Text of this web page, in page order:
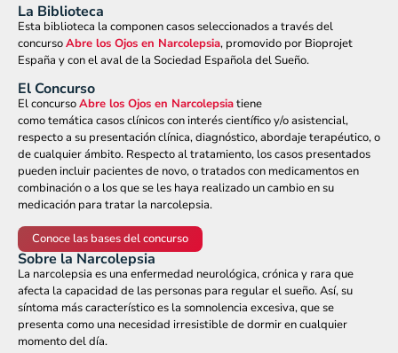
La Biblioteca
Esta biblioteca la componen casos seleccionados a través del
concursoAbre los Ojos en Narcolepsia, promovido por Bioprojet
España y con el aval de la Sociedad Española del Sueño.
El Concurso
El concursoAbre los Ojos en Narcolepsiatiene
como temática casos clínicos con interés científico y/o asistencial,
respecto a su presentación clínica, diagnóstico, abordaje terapéutico, o
de cualquier ámbito. Respecto al tratamiento, los casos presentados
pueden incluir pacientes de novo, o tratados con medicamentos en
combinación o a los que se les haya realizado un cambio en su
medicación para tratar la narcolepsia.
Conoce las bases del concurso
Sobre la Narcolepsia
La narcolepsia es una enfermedad neurológica, crónica y rara que
afecta la capacidad de las personas para regular el sueño. Así, su
síntoma más característico es la somnolencia excesiva, que se
presenta como una necesidad irresistible de dormir en cualquier
momento del día.